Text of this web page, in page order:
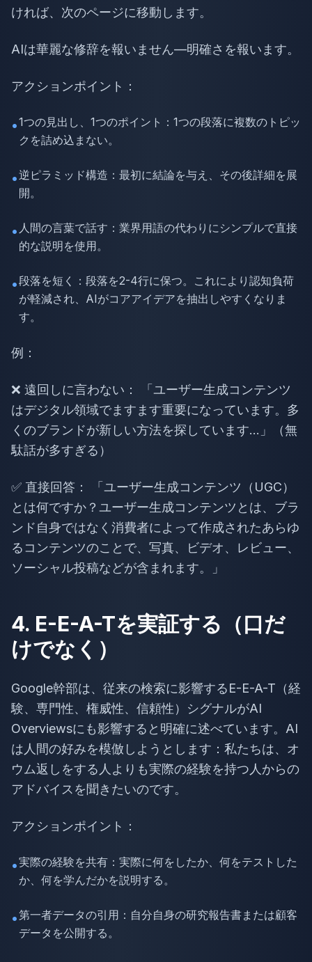
ければ、次のページに移動します。
AIは華麗な修辞を報いません—明確さを報います。
アクションポイント：
•1つの見出し、1つのポイント：1つの段落に複数のトピッ
クを詰め込まない。
•逆ピラミッド構造：最初に結論を与え、その後詳細を展
開。
• 人間の言葉で話す：業界用語の代わりにシンプルで直接
的な説明を使用。
•段落を短く：段落を2-4行に保つ。これにより認知負荷
が軽減され、AIがコアアイデアを抽出しやすくなりま
す。
例：
❌ 遠回しに言わない： 「ユーザー生成コンテンツ
はデジタル領域でますます重要になっています。多
くのブランドが新しい方法を探しています...」（無
駄話が多すぎる）
✅ 直接回答： 「ユーザー生成コンテンツ（UGC）
とは何ですか？ユーザー生成コンテンツとは、ブラ
ンド自身ではなく消費者によって作成されたあらゆ
るコンテンツのことで、写真、ビデオ、レビュー、
ソーシャル投稿などが含まれます。」
4. E-E-A-Tを実証する（口だ
けでなく）
Google幹部は、従来の検索に影響するE-E-A-T（経
験、専門性、権威性、信頼性）シグナルがAI
Overviewsにも影響すると明確に述べています。AI
は人間の好みを模倣しようとします：私たちは、オ
ウム返しをする人よりも実際の経験を持つ人からの
アドバイスを聞きたいのです。
アクションポイント：
•実際の経験を共有：実際に何をしたか、何をテストした
か、何を学んだかを説明する。
•第一者データの引用：自分自身の研究報告書または顧客
データを公開する。